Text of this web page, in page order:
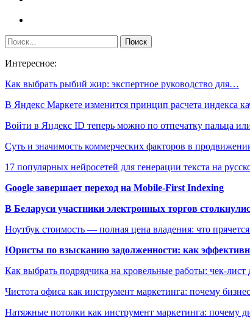
Интересное:
Как выбрать рыбий жир: экспертное руководство для…
В Яндекс Маркете изменится принцип расчета индекса
Войти в Яндекс ID теперь можно по отпечатку пальца
Суть и значимость коммерческих факторов в
17 популярных нейросетей для генерации текста на
Google завершает переход на Mobile-First Indexing
В Беларуси участники электронных торгов
Ноутбук стоимость — полная цена владения: что
Юристы по взысканию задолженности: как
Как выбрать подрядчика на кровельные работы: чек-лист
Чистота офиса как инструмент маркетинга: почему
Натяжные потолки как инструмент маркетинга: почему